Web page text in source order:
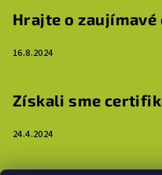
Hrajte o zaujímavé
16.8.2024
Získali sme
24.4.2024